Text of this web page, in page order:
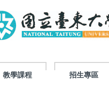
教學課程 招生專區